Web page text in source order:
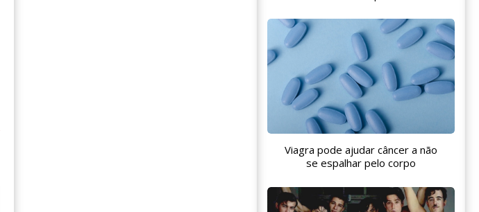
Viagra pode ajudar câncer a não
se espalhar pelo corpo